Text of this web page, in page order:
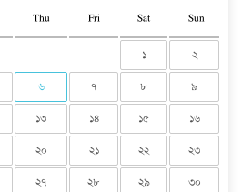
Thu Fri Sat Sun
১ ২
৬ ৭ ৮ ৯
১৩ ১৪ ১৫ ১৬
২০ ২১ ২২ ২৩
২৭ ২৮ ২৯ ৩০